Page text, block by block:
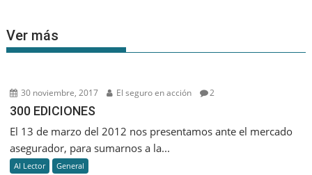
Ver más
30 noviembre, 2017 El seguro en acción 2
300 EDICIONES
El 13 de marzo del 2012 nos presentamos ante el mercado
asegurador, para sumarnos a la...
Al Lector General